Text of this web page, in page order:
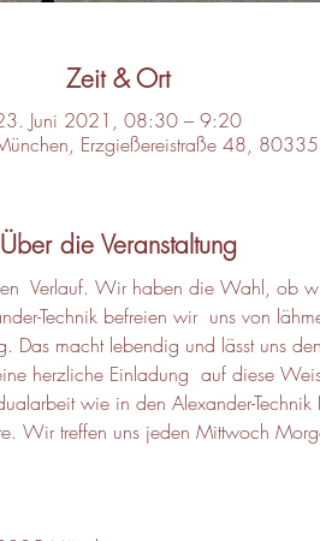
Zeit & Ort
Juni 2021, 08:30 – 9:20
Erzgießereistraße 48,
Über die Veranstaltung
Verlauf. Wir haben die Wahl, ob
Technik befreien wir  uns von
Das macht lebendig und lässt uns
herzliche Einladung  auf diese
wie in den Alexander-
Wir treffen uns jeden Mittwoch